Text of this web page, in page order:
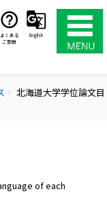
よくある
ご質問
English
chevron_right
北海道大学学位論文目
of each